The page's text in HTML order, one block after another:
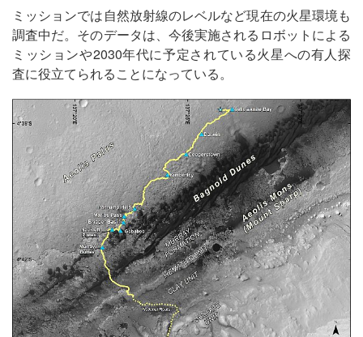
ミッションでは自然放射線のレベルなど現在の火星環境も
調査中だ。そのデータは、今後実施されるロボットによる
ミッションや2030年代に予定されている火星への有人探
査に役立てられることになっている。